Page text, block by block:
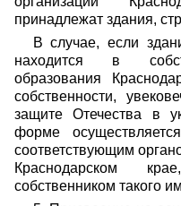
принадлежат здания,
В случае, если
находится в
образования
собственности,
защите Отечества в
форме
соответствующим
Краснодарском
собственником такого